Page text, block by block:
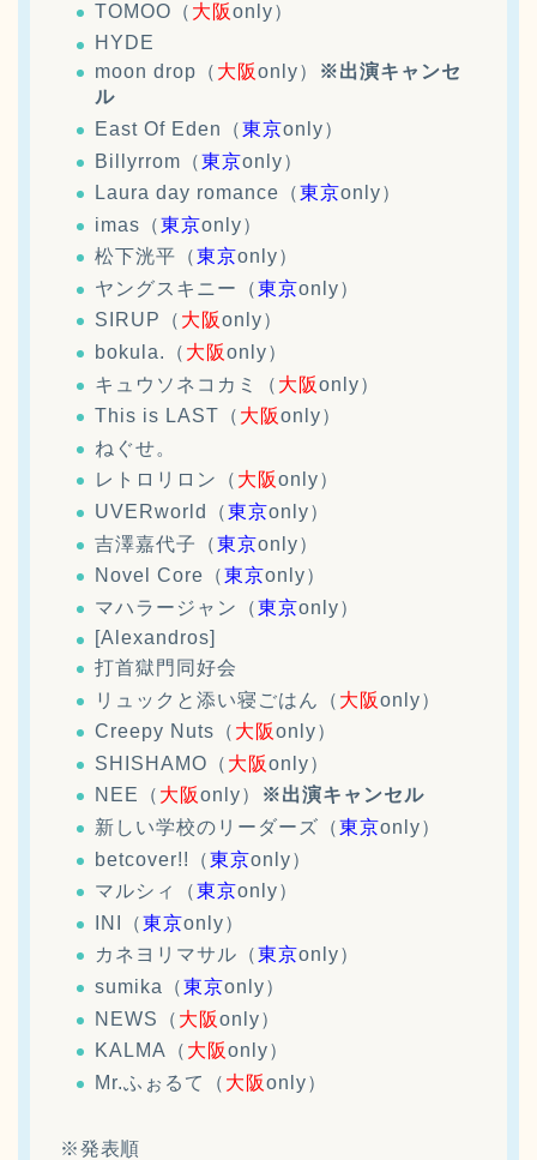
TOMOO（ 大阪only）
HYDE
moon drop（ 大阪only）
※出演キャンセ
ル
East Of Eden（東京only）
Billyrrom（東京only）
Laura day romance（東京only）
imas（東京only）
松下洸平（東京only）
ヤングスキニー（東京only）
SIRUP（ 大阪only）
bokula.（ 大阪only）
キュウソネコカミ（ 大阪only）
This is LAST（ 大阪only）
ねぐせ。
レトロリロン（ 大阪only）
UVERworld（東京only）
吉澤嘉代子（東京only）
Novel Core（東京only）
マハラージャン（東京only）
[Alexandros]
打首獄門同好会
リュックと添い寝ごはん（ 大阪only）
Creepy Nuts（ 大阪only）
SHISHAMO（ 大阪only）
NEE（ 大阪only）
※出演キャンセル
新しい学校のリーダーズ（東京only）
betcover!!（東京only）
マルシィ（東京only）
INI（東京only）
カネヨリマサル（東京only）
sumika（東京only）
NEWS（ 大阪only）
KALMA（ 大阪only）
Mr.ふぉるて（ 大阪only）
※発表順